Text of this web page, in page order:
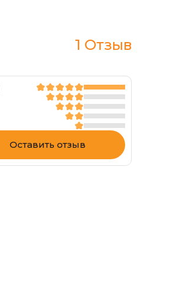
1 Отзыв
Оставить отзыв